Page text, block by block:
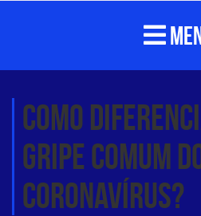
Como
gripe comum
coronavírus?